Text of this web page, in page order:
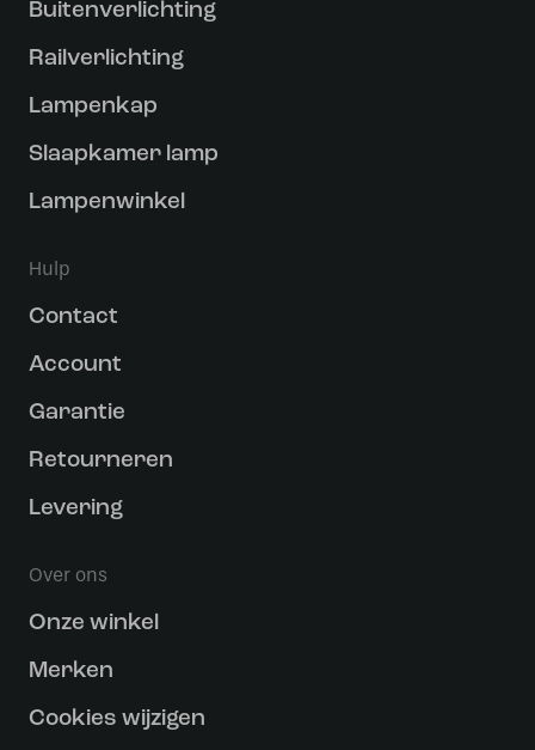
Buitenverlichting
Railverlichting
Lampenkap
Slaapkamer lamp
Lampenwinkel
Hulp
Contact
Account
Garantie
Retourneren
Levering
Over ons
Onze winkel
Merken
Cookies wijzigen